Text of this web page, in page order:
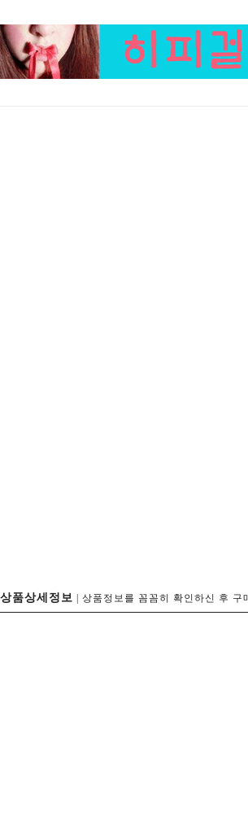
상품상세정보 | 상품정보를 꼼꼼히 확인하신 후 구